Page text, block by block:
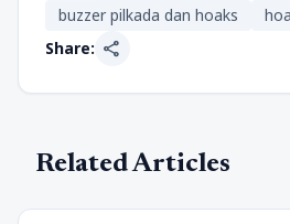
buzzer pilkada dan hoaks
Share: share
Related Articles